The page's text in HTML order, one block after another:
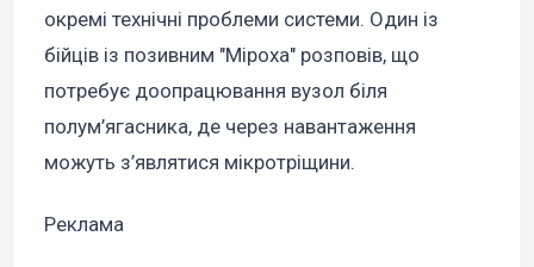
окремі технічні проблеми системи. Один із
бійців із позивним "Міроха" розповів, що
потребує доопрацювання вузол біля
полум’ягасника, де через навантаження
можуть з’являтися мікротріщини.
Реклама